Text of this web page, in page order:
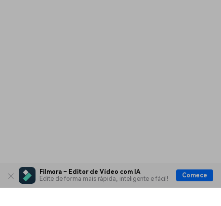
Filmora – Editor de Vídeo com IA
Edite de forma mais rápida, inteligente e fácil!
Comece